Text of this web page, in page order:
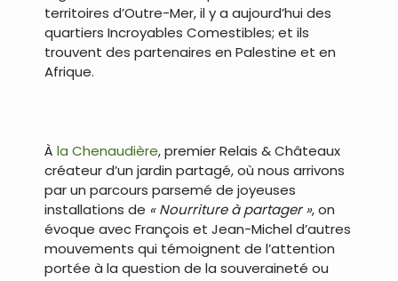
territoires d’Outre-Mer, il y a aujourd’hui des
quartiers Incroyables Comestibles; et ils
trouvent des partenaires en Palestine et en
Afrique.
À la Chenaudière, premier Relais & Châteaux
créateur d’un jardin partagé, où nous arrivons
par un parcours parsemé de joyeuses
installations de « Nourriture à partager », on
évoque avec François et Jean-Michel d’autres
mouvements qui témoignent de l’attention
portée à la question de la souveraineté ou